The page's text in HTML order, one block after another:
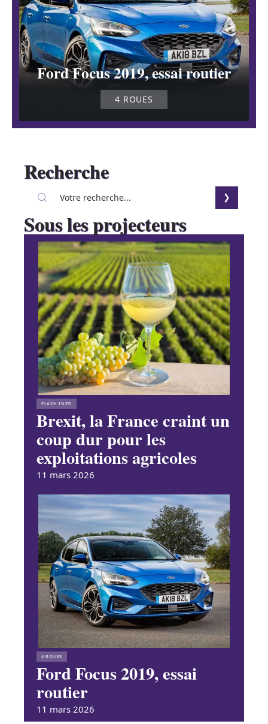
Ford Focus 2019, essai routier
4 ROUES
Recherche
Sous les projecteurs
FLASH INFO
Brexit, la France craint un
coup dur pour les
exploitations agricoles
11 mars 2026
4 ROUES
Ford Focus 2019, essai
routier
11 mars 2026